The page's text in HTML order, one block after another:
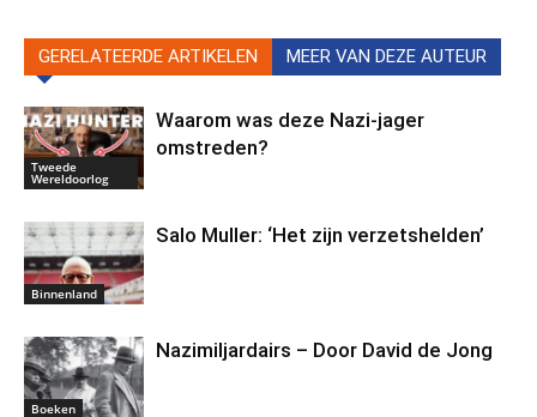
GERELATEERDE ARTIKELEN MEER VAN DEZE AUTEUR
Tweede
Wereldoorlog
Waarom was deze Nazi-jager
omstreden?
Binnenland
Salo Muller: ‘Het zijn verzetshelden’
Boeken
Nazimiljardairs – Door David de Jong